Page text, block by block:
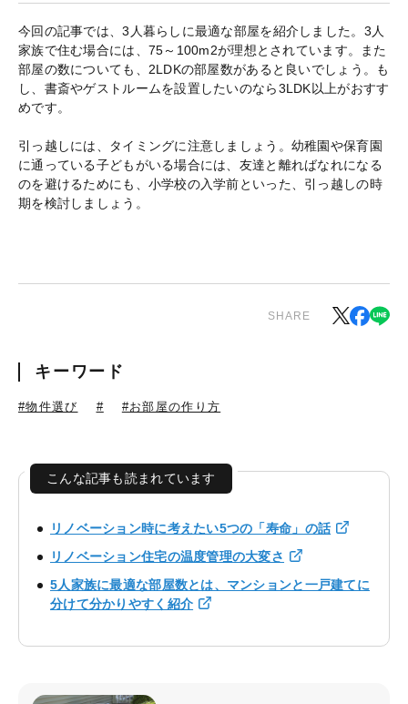
今回の記事では、3人暮らしに最適な部屋を紹介しました。3人
家族で住む場合には、75～100m2が理想とされています。また
部屋の数についても、2LDKの部屋数があると良いでしょう。も
し、書斎やゲストルームを設置したいのなら3LDK以上がおすす
めです。
引っ越しには、タイミングに注意しましょう。幼稚園や保育園
に通っている子どもがいる場合には、友達と離ればなれになる
のを避けるためにも、小学校の入学前といった、引っ越しの時
期を検討しましょう。
SHARE
キーワード
#物件選び # #お部屋の作り方
こんな記事も読まれています
リノベーション時に考えたい5つの「寿命」の話
リノベーション住宅の温度管理の大変さ
5人家族に最適な部屋数とは、マンションと一戸建てに
分けて分かりやすく紹介